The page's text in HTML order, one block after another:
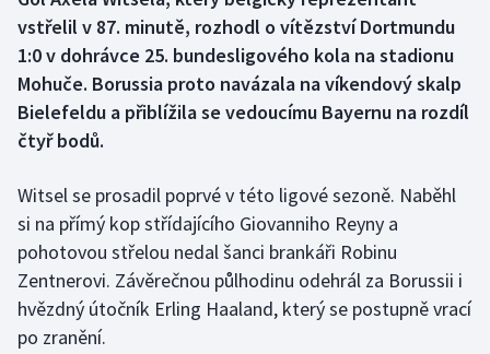
Box
Curling
Dostihy
Florbal
Futsal
Golf
Gymnastika
vstřelil v 87. minutě, rozhodl o vítězství Dortmundu
1:0 v dohrávce 25. bundesligového kola na stadionu
Mohuče. Borussia proto navázala na víkendový skalp
Bielefeldu a přiblížila se vedoucímu Bayernu na rozdíl
čtyř bodů.
Witsel se prosadil poprvé v této ligové sezoně. Naběhl
si na přímý kop střídajícího Giovanniho Reyny a
pohotovou střelou nedal šanci brankáři Robinu
Zentnerovi. Závěrečnou půlhodinu odehrál za Borussii i
hvězdný útočník Erling Haaland, který se postupně vrací
po zranění.